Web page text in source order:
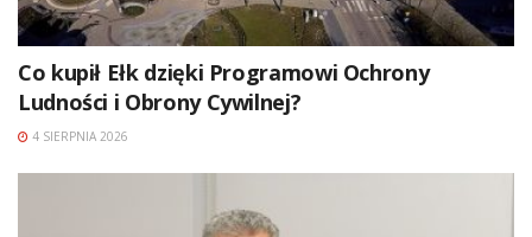
Co kupił Ełk dzięki Programowi Ochrony
Ludności i Obrony Cywilnej?
4 SIERPNIA 2026